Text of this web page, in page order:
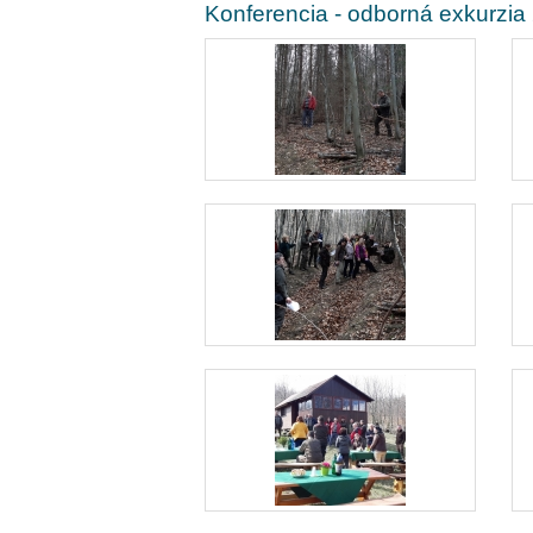
Konferencia - odborná exkurzia